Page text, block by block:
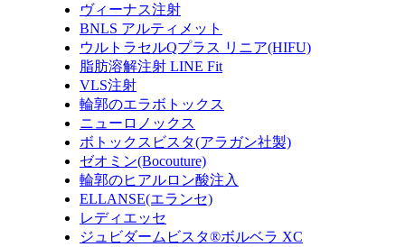
ヴィーナス注射
BNLS アルティメット
ウルトラセルQプラス リニア(HIFU)
脂肪溶解注射 LINE Fit
VLS注射
輪郭のエラボトックス
ニューロノックス
ボトックスビスタ(アラガン社製)
ゼオミン(Bocouture)
輪郭のヒアルロン酸注入
ELLANSE(エランセ)
レディエッセ
ジュビダームビスタ®ボルベラ XC